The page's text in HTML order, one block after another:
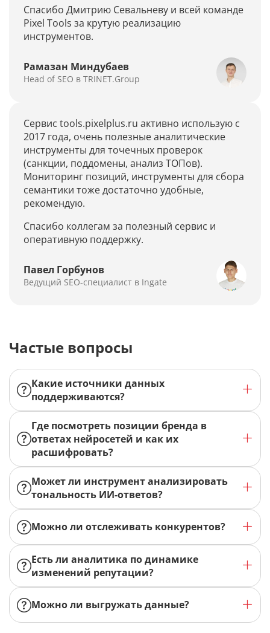
Спасибо Дмитрию Севальневу и всей команде
Pixel Tools за крутую реализацию
инструментов.
Рамазан Миндубаев
Head of SEO в TRINET.Group
Сервис tools.pixelplus.ru активно использую с
2017 года, очень полезные аналитические
инструменты для точечных проверок
(санкции, поддомены, анализ ТОПов).
Мониторинг позиций, инструменты для сбора
семантики тоже достаточно удобные,
рекомендую.
Спасибо коллегам за полезный сервис и
оперативную поддержку.
Павел Горбунов
Ведущий SEO-специалист в Ingate
Частые вопросы
Какие источники данных
поддерживаются?
Где посмотреть позиции бренда в
ответах нейросетей и как их
расшифровать?
Может ли инструмент анализировать
тональность ИИ-ответов?
Можно ли отслеживать конкурентов?
Есть ли аналитика по динамике
изменений репутации?
Можно ли выгружать данные?